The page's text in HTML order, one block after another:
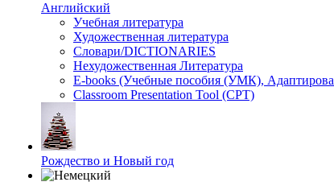
Английский
Учебная литература
Художественная литература
Словари/DICTIONARIES
Нехудожественная Литература
E-books (Учебные пособия (УМК),
Classroom Presentation Tool (CPT)
Рождество и Новый год